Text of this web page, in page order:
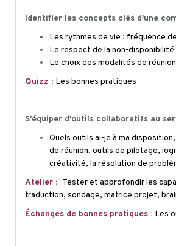
Identifier les concepts clés d'une
Les rythmes de vie : fréquence
Le respect de la non-
Le choix des modalités de
Quizz : Les bonnes pratiques
S'équiper d'outils collaboratifs au
Quels outils ai-je à ma
de réunion, outils de pilotage,
créativité, la résolution de
Atelier : Tester et approfondir les
traduction, sondage, matrice projet,
Échanges de bonnes pratiques : Les